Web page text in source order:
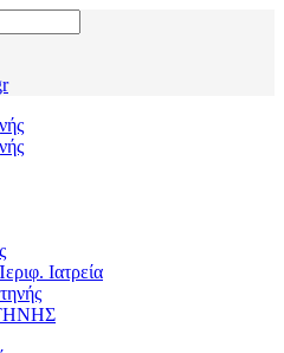
Ιατρεία